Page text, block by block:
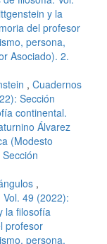
y la
del profesor
persona,
Asociado). 2.
, Cuadernos
Sección
continental.
Álvarez
(Modesto
,
49 (2022):
la filosofía
profesor
persona,